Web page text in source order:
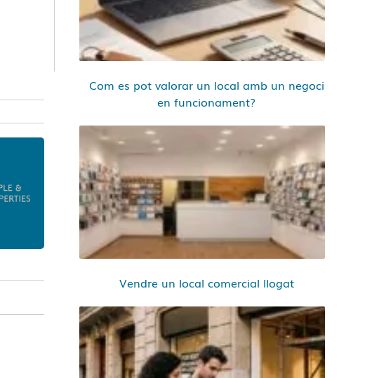
Com es pot valorar un local amb un negoci
en funcionament?
Vendre un local comercial llogat